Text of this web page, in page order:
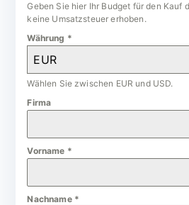
Geben Sie hier Ihr Budget für den Kauf
keine Umsatzsteuer erhoben.
Währung *
EUR
Wählen Sie zwischen EUR und USD.
Firma
Vorname *
Nachname *